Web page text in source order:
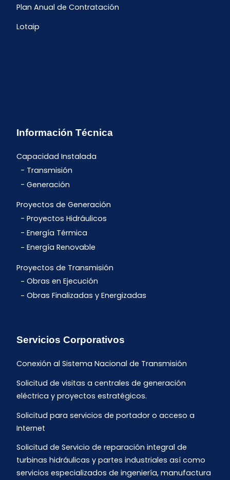
Plan Anual de Contratación
Lotaip
Información Técnica
Capacidad Instalada
Transmisión
Generación
Proyectos de Generación
Proyectos Hidráulicos
Energía Térmica
Energía Renovable
Proyectos de Transmisión
Obras en Ejecución
Obras Finalizadas y Energizadas
Servicios Corporativos
Conexión al Sistema Nacional de Transmisión
Solicitud de visitas a centrales de generación
eléctrica y proyectos estratégicos.
Solicitud para servicios de portador o acceso a
Internet
Solicitud de Servicio de reparación integral de
turbinas hidráulicas y partes industriales así como
servicios especializados de ingeniería, manufactura